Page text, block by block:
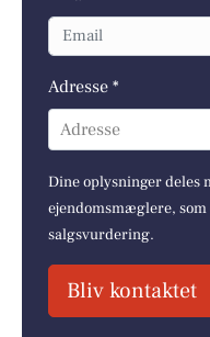
Adresse *
Adresse
Dine oplysninger deles
ejendomsmæglere,
salgsvurdering.
Bliv kontaktet